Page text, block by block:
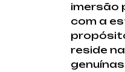
imersão
com a
reside